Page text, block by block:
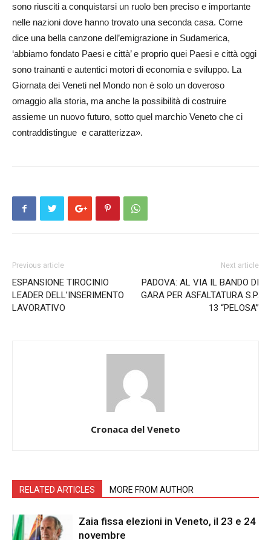
sono riusciti a conquistarsi un ruolo ben preciso e importante
nelle nazioni dove hanno trovato una seconda casa. Come
dice una bella canzone dell’emigrazione in Sudamerica,
‘abbiamo fondato Paesi e città’ e proprio quei Paesi e città oggi
sono trainanti e autentici motori di economia e sviluppo. La
Giornata dei Veneti nel Mondo non è solo un doveroso
omaggio alla storia, ma anche la possibilità di costruire
assieme un nuovo futuro, sotto quel marchio Veneto che ci
contraddistingue e caratterizza».
Previous article
ESPANSIONE TIROCINIO
LEADER DELL’INSERIMENTO
LAVORATIVO
Next article
PADOVA: AL VIA IL BANDO DI
GARA PER ASFALTATURA S.P.
13 “PELOSA”
Cronaca del Veneto
RELATED ARTICLES MORE FROM AUTHOR
Zaia fissa elezioni in Veneto, il 23 e 24
novembre